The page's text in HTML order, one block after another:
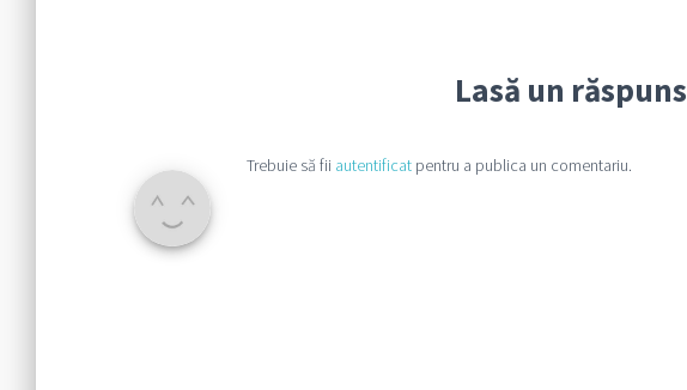
Lasă un răspuns
Trebuie să fii autentificat pentru a publica un comentariu.